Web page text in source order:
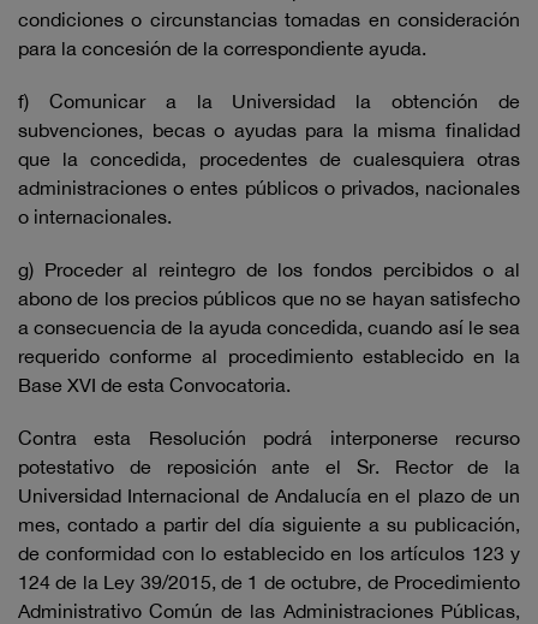
condiciones o circunstancias tomadas en consideración
para la concesión de la correspondiente ayuda.
f) Comunicar a la Universidad la obtención de
subvenciones, becas o ayudas para la misma finalidad
que la concedida, procedentes de cualesquiera otras
administraciones o entes públicos o privados, nacionales
o internacionales.
g) Proceder al reintegro de los fondos percibidos o al
abono de los precios públicos que no se hayan satisfecho
a consecuencia de la ayuda concedida, cuando así le sea
requerido conforme al procedimiento establecido en la
Base XVI de esta Convocatoria.
Contra esta Resolución podrá interponerse recurso
potestativo de reposición ante el Sr. Rector de la
Universidad Internacional de Andalucía en el plazo de un
mes, contado a partir del día siguiente a su publicación,
de conformidad con lo establecido en los artículos 123 y
124 de la Ley 39/2015, de 1 de octubre, de Procedimiento
Administrativo Común de las Administraciones Públicas,